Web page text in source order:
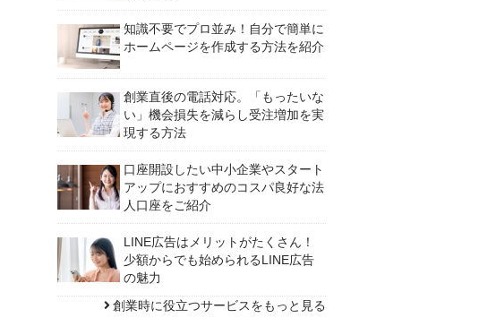
知識不要でプロ並み！自分で簡単に
ホームページを作成する方法を紹介
創業直後の電話対応。「もったいな
い」機会損失を減らし受注増加を実
現する方法
口座開設したい中小企業やスタート
アップにおすすめのコスパ良好な法
人口座をご紹介
LINE広告はメリットがたくさん！
少額からでも始められるLINE広告
の魅力
創業時に役立つサービスをもっと見る